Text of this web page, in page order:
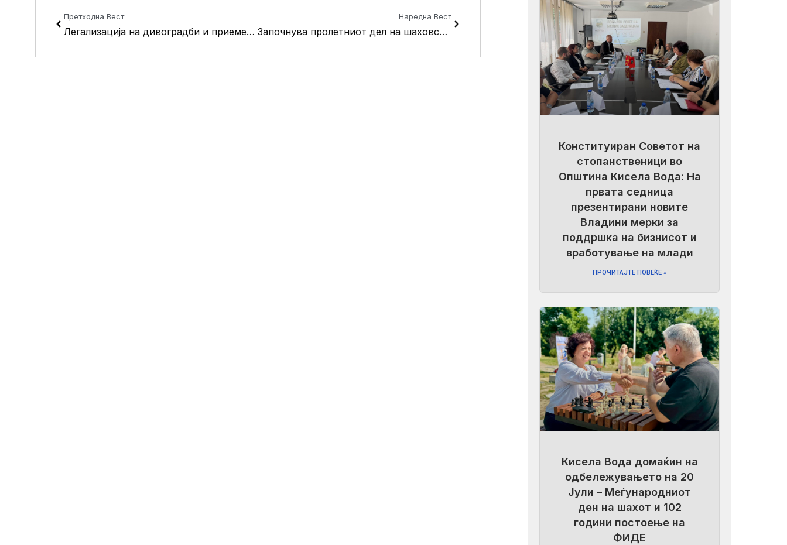
Претходна Вест
Легализација на дивоградби и приемен ден во општина Кисела Вода
Наредна Вест
Започнува пролетниот дел на шаховската лига
Конституиран Советот на
стопанственици во
Општина Кисела Вода: На
првата седница
презентирани новите
Владини мерки за
поддршка на бизнисот и
вработување на млади
ПРОЧИТАЈТЕ ПОВЕЌЕ »
Кисела Вода домаќин на
одбележувањето на 20
Јули – Меѓународниот
ден на шахот и 102
години постоење на
ФИДЕ